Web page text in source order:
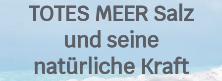
TOTES MEER Salz
und seine
natürliche Kraft